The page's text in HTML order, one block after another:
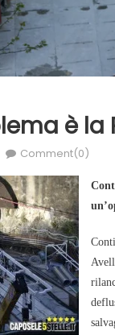
è la
Comment(0)